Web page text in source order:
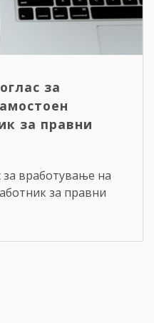
за
за правни
за вработување на
за правни